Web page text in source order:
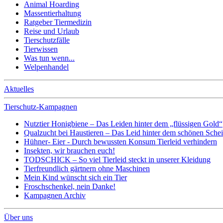
Animal Hoarding
Massentierhaltung
Ratgeber Tiermedizin
Reise und Urlaub
Tierschutzfälle
Tierwissen
Was tun wenn...
Welpenhandel
Aktuelles
Tierschutz-Kampagnen
Nutztier Honigbiene – Das Leiden hinter dem „flüssigen Gold“
Qualzucht bei Haustieren – Das Leid hinter dem schönen
Hühner- Eier - Durch bewussten Konsum Tierleid verhindern
Insekten, wir brauchen euch!
TODSCHICK – So viel Tierleid steckt in unserer Kleidung
Tierfreundlich gärtnern ohne Maschinen
Mein Kind wünscht sich ein Tier
Froschschenkel, nein Danke!
Kampagnen Archiv
Über uns